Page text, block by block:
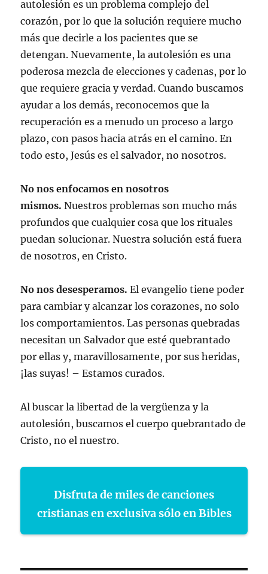
autolesión es un problema complejo del
corazón, por lo que la solución requiere mucho
más que decirle a los pacientes que se
detengan. Nuevamente, la autolesión es una
poderosa mezcla de elecciones y cadenas, por lo
que requiere gracia y verdad. Cuando buscamos
ayudar a los demás, reconocemos que la
recuperación es a menudo un proceso a largo
plazo, con pasos hacia atrás en el camino. En
todo esto, Jesús es el salvador, no nosotros.
No nos enfocamos en nosotros
mismos.Nuestros problemas son mucho más
profundos que cualquier cosa que los rituales
puedan solucionar. Nuestra solución está fuera
de nosotros, en Cristo.
No nos desesperamos.El evangelio tiene poder
para cambiar y alcanzar los corazones, no solo
los comportamientos. Las personas quebradas
necesitan un Salvador que esté quebrantado
por ellas y, maravillosamente, por sus heridas,
¡las suyas! – Estamos curados.
Al buscar la libertad de la vergüenza y la
autolesión, buscamos el cuerpo quebrantado de
Cristo, no el nuestro.
Disfruta de miles de canciones
cristianas en exclusiva sólo en Bibles